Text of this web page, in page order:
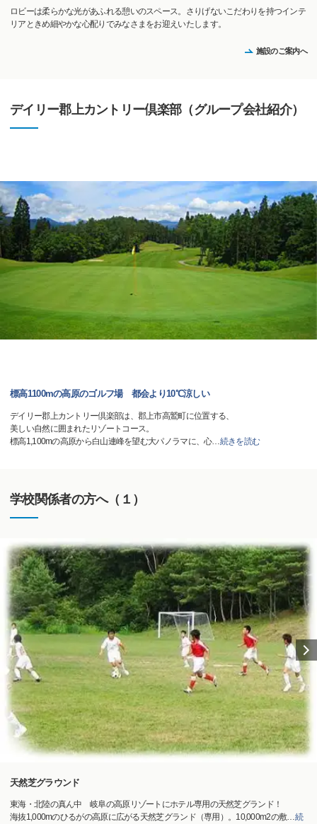
ロビーは柔らかな光があふれる憩いのスペース。さりげないこだわりを持つインテ
リアときめ細やかな心配りでみなさまをお迎えいたします。
施設のご案内へ
デイリー郡上カントリー倶楽部（グループ会社紹介）
標高1100mの高原のゴルフ場 都会より10℃涼しい
デイリー郡上カントリー倶楽部は、郡上市高鷲町に位置する、
美しい自然に囲まれたリゾートコース。
標高1,100mの高原から白山連峰を望む大パノラマに、心…続きを読む
学校関係者の方へ（１）
天然芝グラウンド
東海・北陸の真ん中 岐阜の高原リゾートにホテル専用の天然芝グランド！
海抜1,000mのひるがの高原に広がる天然芝グランド（専用）。10,000m2の敷…続